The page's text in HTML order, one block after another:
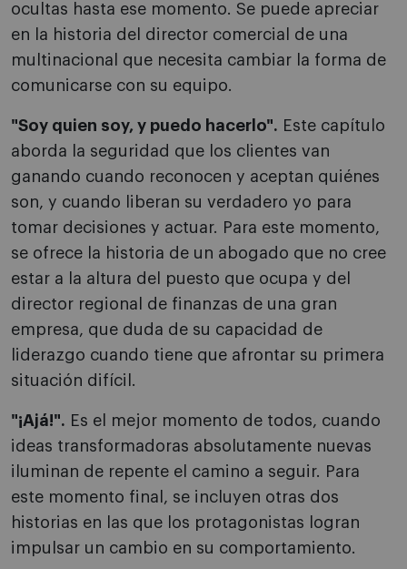
ocultas hasta ese momento. Se puede apreciar
en la historia del director comercial de una
multinacional que necesita cambiar la forma de
comunicarse con su equipo.
"Soy quien soy, y puedo hacerlo". Este capítulo
aborda la seguridad que los clientes van
ganando cuando reconocen y aceptan quiénes
son, y cuando liberan su verdadero yo para
tomar decisiones y actuar. Para este momento,
se ofrece la historia de un abogado que no cree
estar a la altura del puesto que ocupa y del
director regional de finanzas de una gran
empresa, que duda de su capacidad de
liderazgo cuando tiene que afrontar su primera
situación difícil.
"¡Ajá!". Es el mejor momento de todos, cuando
ideas transformadoras absolutamente nuevas
iluminan de repente el camino a seguir. Para
este momento final, se incluyen otras dos
historias en las que los protagonistas logran
impulsar un cambio en su comportamiento.